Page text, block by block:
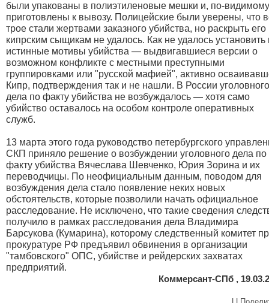
были упакованы в полиэтиленовые мешки и, по-
приготовлены к вывозу. Полицейские были уверены, что
трое стали жертвами заказного убийства, но раскрыть его
кипрским сыщикам не удалось. Как не удалось установить
истинные мотивы убийства — выдвигавшиеся версии о
возможном конфликте с местными преступными
группировками или "русской мафией", активно
Кипр, подтверждения так и не нашли. В России уголовного
дела по факту убийства не возбуждалось — хотя само
убийство оставалось на особом контроле оперативных
служб.
13 марта этого года руководство петербургского
СКП приняло решение о возбуждении уголовного дела по
факту убийства Вячеслава Шевченко, Юрия Зорина и их
переводчицы. По неофициальным данным, поводом для
возбуждения дела стало появление неких новых
обстоятельств, которые позволили начать официальное
расследование. Не исключено, что такие сведения
получило в рамках расследования дела Владимира
Барсукова (Кумарина), которому следственный комитет
прокуратуре РФ предъявил обвинения в организации
"тамбовского" ОПС, убийстве и рейдерских захватах
предприятий.
Коммерсант-СПб ,